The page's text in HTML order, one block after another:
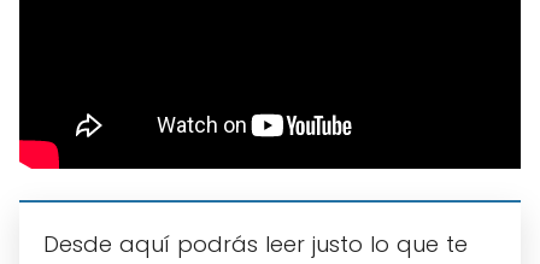
Desde aquí podrás leer justo lo que te